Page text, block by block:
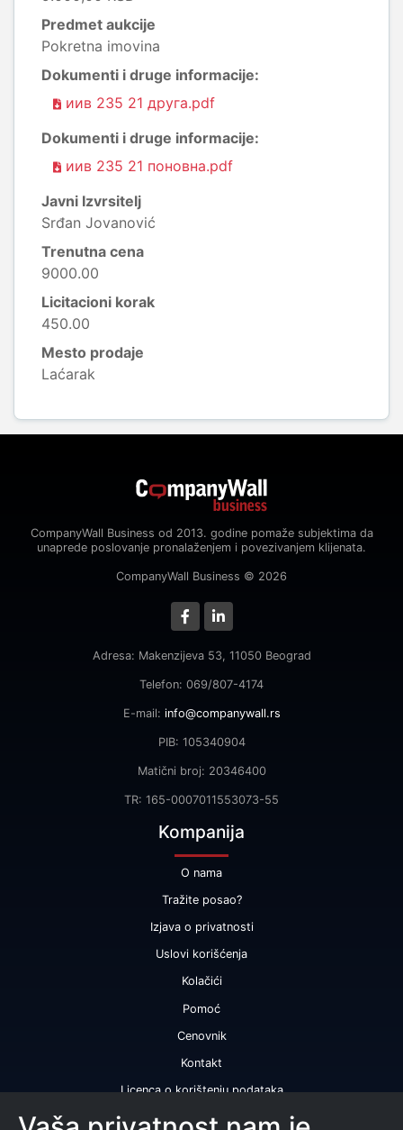
Predmet aukcije
Pokretna imovina
Dokumenti i druge informacije:
иив 235 21 друга.pdf
Dokumenti i druge informacije:
иив 235 21 поновна.pdf
Javni Izvrsitelj
Srđan Jovanović
Trenutna cena
9000.00
Licitacioni korak
450.00
Mesto prodaje
Laćarak
CompanyWall Business od 2013. godine pomaže subjektima da
unaprede poslovanje pronalaženjem i povezivanjem klijenata.
CompanyWall Business © 2026
Adresa: Makenzijeva 53, 11050 Beograd
Telefon: 069/807-4174
E-mail: info@companywall.rs
PIB: 105340904
Matični broj: 20346400
TR: 165-0007011553073-55
Kompanija
O nama
Tražite posao?
Izjava o privatnosti
Uslovi korišćenja
Kolačići
Pomoć
Cenovnik
Kontakt
Licenca o korištenju podataka
Naše usluge